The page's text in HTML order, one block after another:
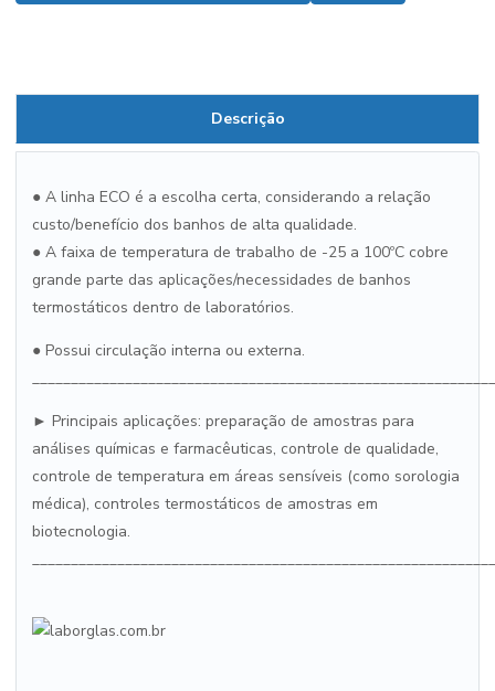
Descrição
● A linha ECO é a escolha certa, considerando a relação
custo/benefício dos banhos de alta qualidade.
● A faixa de temperatura de trabalho de -25 a 100ºC cobre
grande parte das aplicações/necessidades de banhos
termostáticos dentro de laboratórios.
● Possui circulação interna ou externa.
► Principais aplicações: preparação de amostras para
análises químicas e farmacêuticas, controle de qualidade,
controle de temperatura em áreas sensíveis (como sorologia
médica), controles termostáticos de amostras em
biotecnologia.